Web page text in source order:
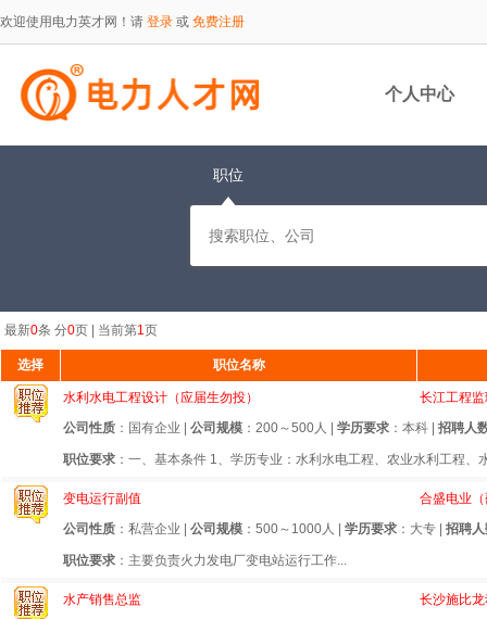
欢迎使用电力英才网！请 登录 或 免费注册
个人中心
职位
最新0条 分0页 | 当前第1页
选择 职位名称
水利水电工程设计（应届生勿投）
长江工程
公司性质 ：国有企业 | 公司规模 ：200～500人 | 学历要求 ：本科 | 招聘人
职位要求 ：一、基本条件 1、学历专业：水利水电工程、农业水利工程
变电运行副值
合盛电业
公司性质 ：私营企业 | 公司规模 ：500～1000人 | 学历要求 ：大专 | 招聘
职位要求 ：主要负责火力发电厂变电站运行工作...
水产销售总监
长沙施比